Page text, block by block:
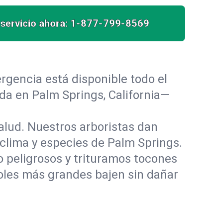
ahora: 1-877-799-8569
está disponible todo el
en Palm Springs, California—
Nuestros arboristas dan
y especies de Palm Springs.
peligrosos y trituramos tocones
más grandes bajen sin dañar